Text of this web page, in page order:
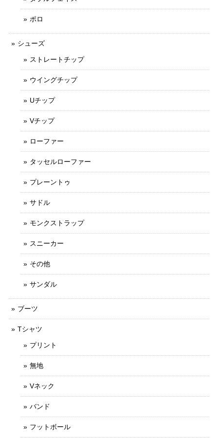
ポロ
シューズ
ストレートチップ
ウイングチップ
Uチップ
Vチップ
ローファー
タッセルローファー
プレーントゥ
サドル
モンクストラップ
スニーカー
その他
サンダル
ブーツ
Tシャツ
プリント
無地
Vネック
バンド
フットボール